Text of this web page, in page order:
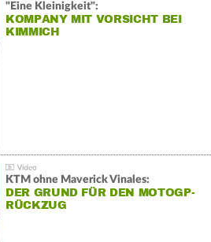
"Eine Kleinigkeit":
KOMPANY MIT VORSICHT BEI
KIMMICH
KTM ohne Maverick Vinales:
DER GRUND FÜR DEN MOTOGP-
RÜCKZUG